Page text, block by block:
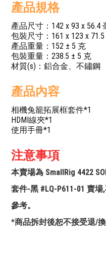
產品規格
產品尺寸：142 x 93 x 56.4
包裝尺寸：161 x 123 x
產品重量：152 ± 5 克
包裝重量：238.5 ± 5 克
材質(s)：鋁合金、不鏽鋼
產品內容
相機兔籠拓展框套件*1
HDMI線夾*1
使用手冊*1
注意事項
本賣場為 SmallRig 4422
套件-黑 #LQ-P611-01 賣
參考。
*商品拆封後恕不接受退/換